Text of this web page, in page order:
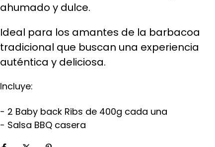
ahumado y dulce.
Ideal para los amantes de la barbacoa
tradicional que buscan una experiencia
auténtica y deliciosa.
Incluye:
- 2 Baby back Ribs de 400g cada una
- Salsa BBQ casera